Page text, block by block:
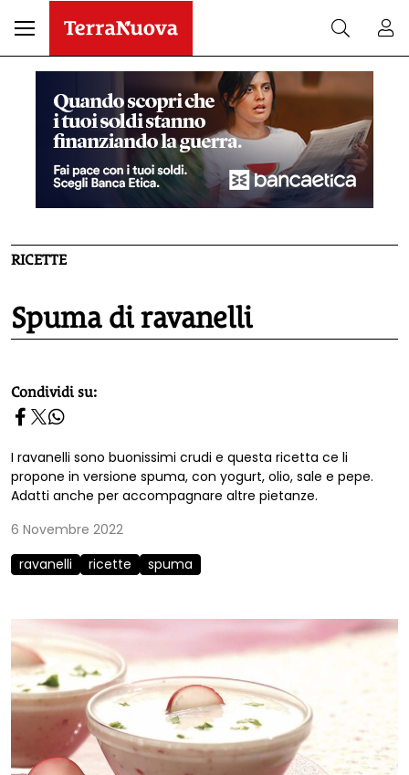
RICETTE
Spuma di ravanelli
homepage h2
Condividi su:
I ravanelli sono buonissimi crudi e questa ricetta ce li
propone in versione spuma, con yogurt, olio, sale e pepe.
Adatti anche per accompagnare altre pietanze.
6 Novembre 2022
ravanelli
ricette spuma